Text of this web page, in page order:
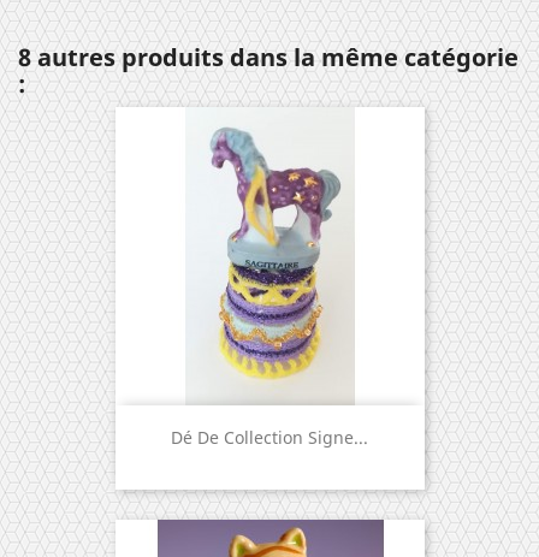
8 autres produits dans la même catégorie
:
Dé De Collection Signe...